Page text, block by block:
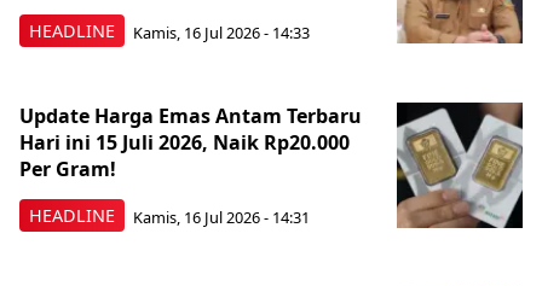
HEADLINE Kamis, 16 Jul 2026 - 14:33
HEADLINE
Update Harga Emas Antam Terbaru
Hari ini 15 Juli 2026, Naik Rp20.000
Per Gram!
Kamis, 16 Jul 2026 - 14:31